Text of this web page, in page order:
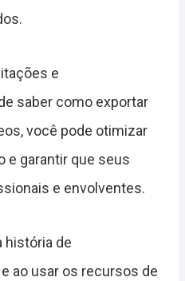
e
saber como exportar
você pode otimizar
e garantir que seus
e envolventes.
história de
ao usar os recursos de